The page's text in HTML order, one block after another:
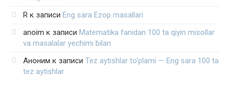
R к записи Eng sara Ezop masallari
anoim к записи Matematika fanidan 100 ta qiyin misollar
va masalalar yechimi bilan
Аноним к записи Tez aytishlar to‘plami — Eng sara 100 ta
tez aytishlar